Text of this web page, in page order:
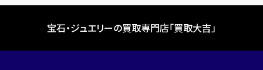
宝石・ジュエリーの買取専門店「買取大吉」